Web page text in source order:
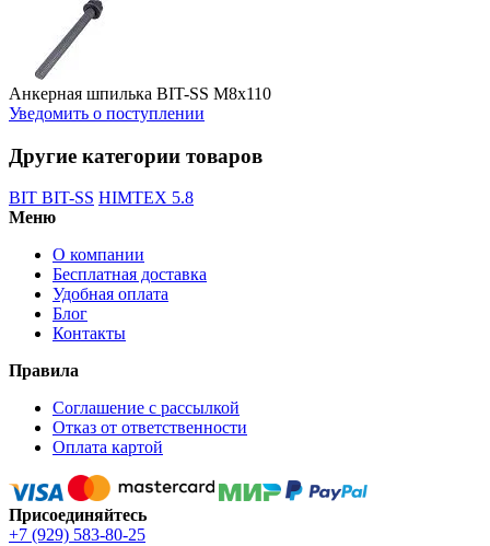
Анкерная шпилька BIT-SS М8х110
Уведомить о поступлении
Другие категории товаров
BIT BIT-SS HIMTEX 5.8
Меню
О компании
Бесплатная доставка
Удобная оплата
Блог
Контакты
Правила
Соглашение с рассылкой
Отказ от ответственности
Оплата картой
Присоединяйтесь
+7 (929) 583-80-25